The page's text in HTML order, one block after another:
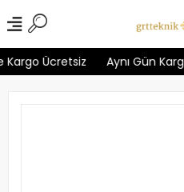
Ücretsiz Aynı Gün Kargo